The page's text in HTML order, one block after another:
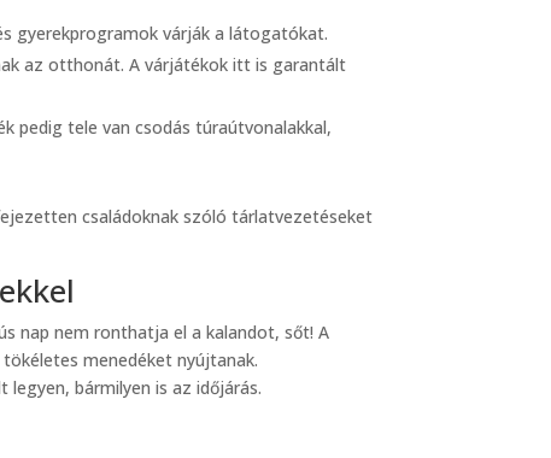
gyerekprogramok várják a látogatókat.
az otthonát. A várjátékok itt is garantált
pedig tele van csodás túraútvonalakkal,
családoknak szóló tárlatvezetéseket
nap nem ronthatja el a kalandot, sőt! A
menedéket nyújtanak.
legyen, bármilyen is az időjárás.